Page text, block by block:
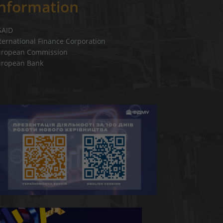
Finance Corporation
Commission
Bank